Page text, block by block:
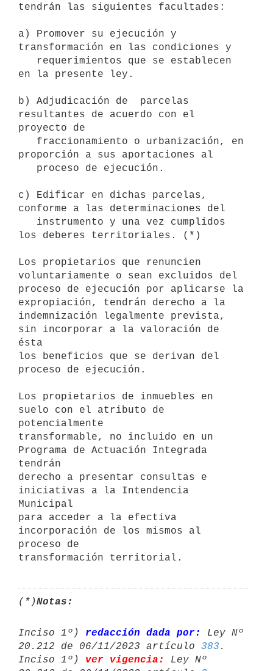
tendrán las siguientes facultades:
a) Promover su ejecución y
transformación en las condiciones y
en la presente ley.
b) Adjudicación de  parcelas
resultantes de acuerdo con el
proyecto de
proporción a sus aportaciones al
c) Edificar en dichas parcelas,
conforme a las determinaciones del
los deberes territoriales. (*)
Los propietarios que renuncien
voluntariamente o sean excluidos del
proceso de ejecución por aplicarse la
expropiación, tendrán derecho a la
indemnización legalmente prevista,
sin incorporar a la valoración de
ésta
los beneficios que se derivan del
proceso de ejecución.
Los propietarios de inmuebles en
suelo con el atributo de
potencialmente
transformable, no incluido en un
Programa de Actuación Integrada
tendrán
derecho a presentar consultas e
iniciativas a la Intendencia
Municipal
para acceder a la efectiva
incorporación de los mismos al
proceso de
(*)Notas:
Inciso 1º) redacción dada por:
Ley Nº
20.212 de 06/11/2023 artículo 383 .
Inciso 1º) ver vigencia:
Ley Nº